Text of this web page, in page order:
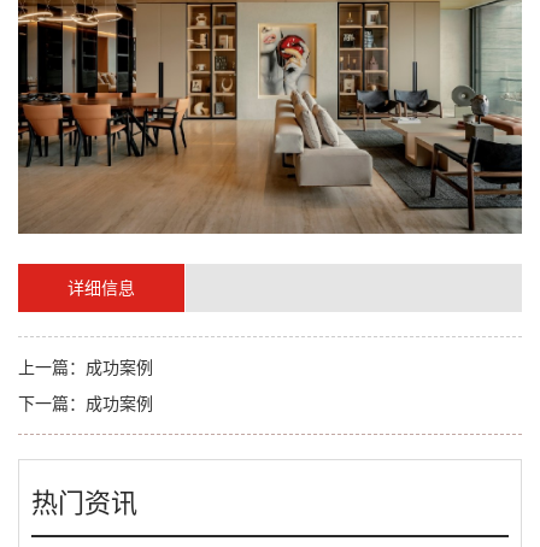
详细信息
上一篇： 成功案例
下一篇： 成功案例
热门资讯